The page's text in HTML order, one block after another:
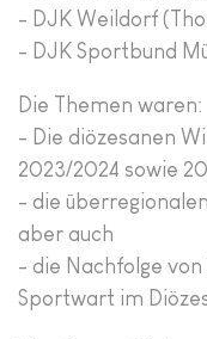
- DJK Weildorf
- DJK Sportbund
Die Themen waren:
- Die diözesanen
2023/2024 sowie
- die
aber auch
- die Nachfolge
Sportwart im